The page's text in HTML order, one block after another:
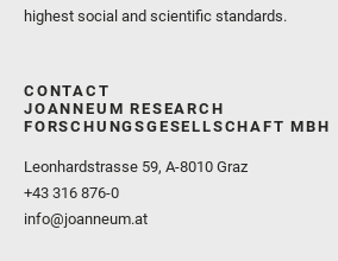
highest social and scientific standards.
CONTACT
JOANNEUM RESEARCH
FORSCHUNGSGESELLSCHAFT MBH
Leonhardstrasse 59, A-8010 Graz
+43 316 876-0
info@joanneum.at